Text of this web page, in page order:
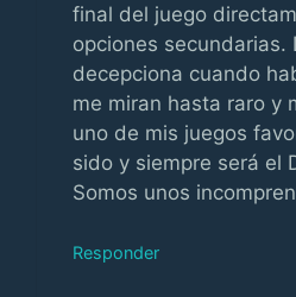
final del juego
opciones secundarias.
decepciona cuando
me miran hasta raro y
uno de mis juegos
sido y siempre será el
Somos unos
Responder